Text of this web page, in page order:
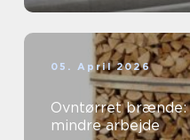
05. April 2026
Ovntørret
mindre arbejde